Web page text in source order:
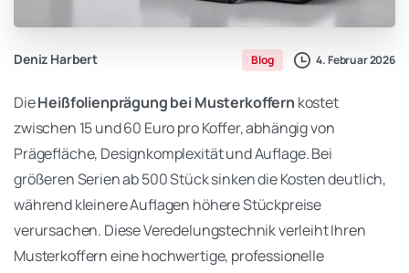
Deniz Harbert Blog 4. Februar 2026
DieHeißfolienprägung bei Musterkoffern kostet
zwischen 15 und 60 Euro pro Koffer, abhängig von
Prägefläche, Designkomplexität und Auflage. Bei
größeren Serien ab 500 Stück sinken die Kosten deutlich,
während kleinere Auflagen höhere Stückpreise
verursachen. Diese Veredelungstechnik verleiht Ihren
Musterkoffern eine hochwertige, professionelle